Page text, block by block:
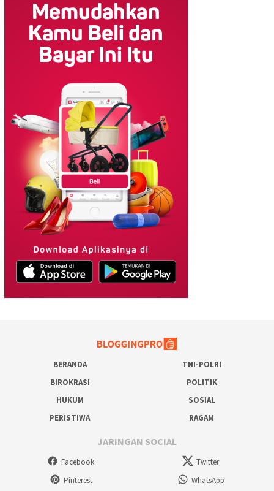
BERANDA
TNI-POLRI
BIROKRASI
POLITIK
HUKUM
SOSIAL
PERISTIWA
RAGAM
JARINGAN SOCIAL
Facebook
Twitter
Pinterest
WhatsApp